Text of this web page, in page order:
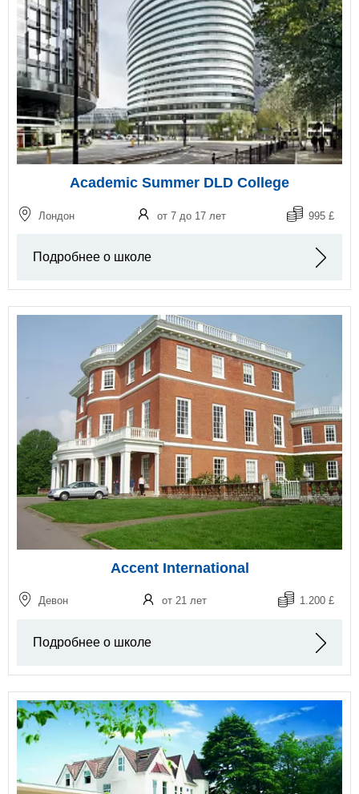
Academic Summer DLD College
Лондон от 7 до 17 лет 995 £
Подробнее о школе
Accent International
Девон от 21 лет 1.200 £
Подробнее о школе